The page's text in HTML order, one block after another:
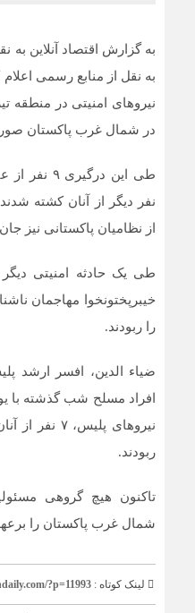
به گزارش اقتصاد آنلاین به
به نقل از منابع رسمی
نیروهای امنیتی در منطقه
در شمال غرب پاکستان
طی این
نفر دیگر از آنان کشته
از نظامیان پاکستانی نیز
طی یک حادثه امنیتی
خیبرپختونخوا مهاجمان
را ربودند.
ضیاء الدین، افسر ارشد
افراد مسلح شب گذشته
نیروهای
ربودند.
تاکنون هیچ گروهی
شمال غرب پاکستان را
لینک کوتاه : ?p=11993